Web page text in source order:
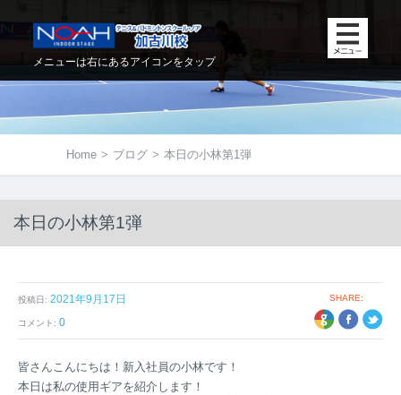
メニューは右にあるアイコンをタップ
Home > ブログ > 本日の小林第1弾
本日の小林第1弾
SHARE:
TWITTER
投稿日: 2021年9月17日
コメント: 0
皆さんこんにちは！新入社員の小林です！
本日は私の使用ギアを紹介します！